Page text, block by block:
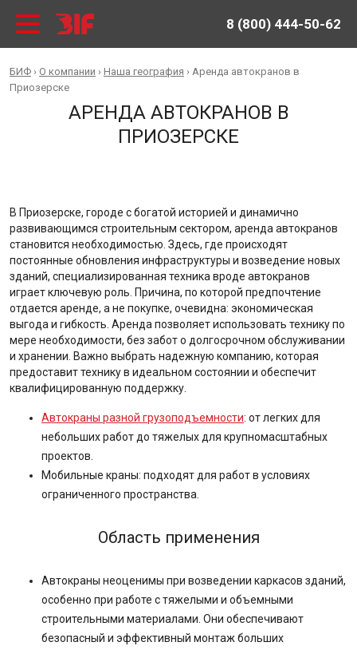
8 (800) 444-50-62
БИФ › О компании › Наша география › Аренда автокранов в
Приозерске
АРЕНДА АВТОКРАНОВ В
ПРИОЗЕРСКЕ
В Приозерске, городе с богатой историей и динамично
развивающимся строительным сектором, аренда автокранов
становится необходимостью. Здесь, где происходят
постоянные обновления инфраструктуры и возведение новых
зданий, специализированная техника вроде автокранов
играет ключевую роль. Причина, по которой предпочтение
отдается аренде, а не покупке, очевидна: экономическая
выгода и гибкость. Аренда позволяет использовать технику по
мере необходимости, без забот о долгосрочном обслуживании
и хранении. Важно выбрать надежную компанию, которая
предоставит технику в идеальном состоянии и обеспечит
квалифицированную поддержку.
Автокраны разной грузоподъемности: от легких для
небольших работ до тяжелых для крупномасштабных
проектов.
Мобильные краны: подходят для работ в условиях
ограниченного пространства.
Область применения
Автокраны неоценимы при возведении каркасов зданий,
особенно при работе с тяжелыми и объемными
строительными материалами. Они обеспечивают
безопасный и эффективный монтаж больших